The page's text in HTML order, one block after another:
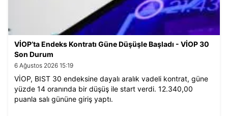
VİOP’ta Endeks Kontratı Güne Düşüşle Başladı - VİOP 30
Son Durum
6 Ağustos 2026 15:19
VİOP, BIST 30 endeksine dayalı aralık vadeli kontrat, güne
yüzde 14 oranında bir düşüş ile start verdi. 12.340,00
puanla salı gününe giriş yaptı.